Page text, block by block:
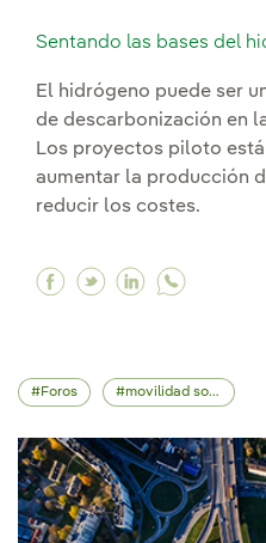
Sentando las bases del
El hidrógeno puede ser
de descarbonización en
Los proyectos piloto
aumentar la producción
reducir los costes.
Facebook
TwitterLinkedin
Foros movilidad sostenible